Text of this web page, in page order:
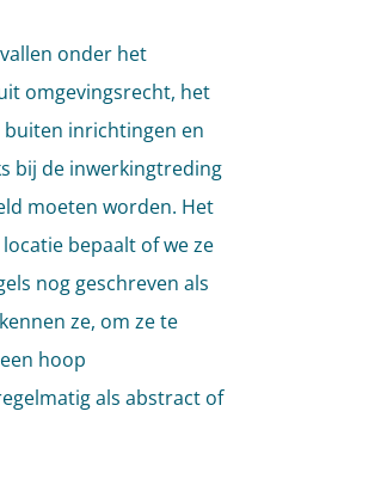
onder het
omgevingsrecht, het
buiten inrichtingen en
bij de inwerkingtreding
moeten worden. Het
bepaalt of we ze
nog geschreven als
ze, om ze te
hoop
als abstract of